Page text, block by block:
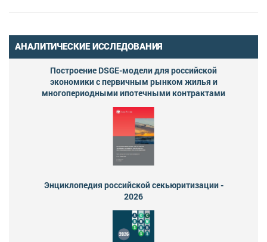
АНАЛИТИЧЕСКИЕ ИССЛЕДОВАНИЯ
Построение DSGE-модели для российской
экономики с первичным рынком жилья и
многопериодными ипотечными контрактами
Энциклопедия российской секьюритизации -
2026